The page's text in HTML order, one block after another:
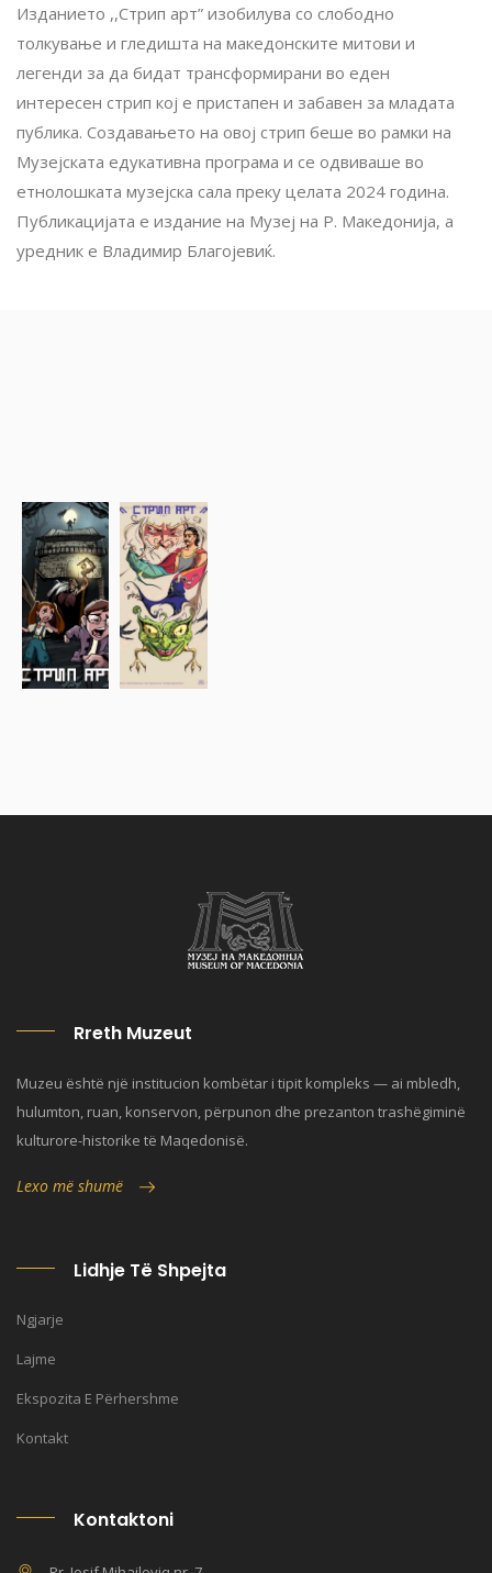
Изданието ,,Стрип арт” изобилува со слободно
толкување и гледишта на македонските митови и
легенди за да бидат трансформирани во еден
интересен стрип кој е пристапен и забавен за младата
публика. Создавањето на овој стрип беше во рамки на
Музејската едукативна програма и се одвиваше во
етнолошката музејска сала преку целата 2024 година.
Публикацијата е издание на Музеј на Р. Македонија, а
уредник е Владимир Благојевиќ.
Rreth Muzeut
Muzeu është një institucion kombëtar i tipit kompleks — ai mbledh,
hulumton, ruan, konservon, përpunon dhe prezanton trashëgiminë
kulturore-historike të Maqedonisë.
Lexo më shumë
Lidhje Të Shpejta
Ngjarje
Lajme
Ekspozita E Përhershme
Kontakt
Kontaktoni